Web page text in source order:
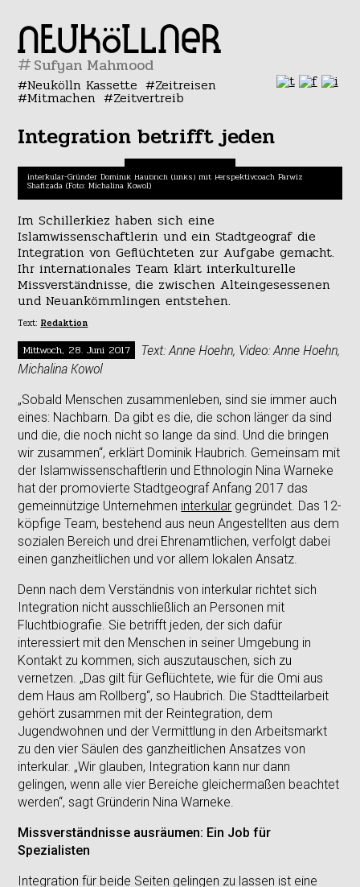
#
Neukölln Kassette Zeitreisen
Mitmachen Zeitvertreib
Integration betrifft jeden
interkular-Gründer Dominik Haubrich (links) mit Perspektivcoach Parwiz
Shafizada (Foto: Michalina Kowol)
Im Schillerkiez haben sich eine
Islamwissenschaftlerin und ein Stadtgeograf die
Integration von Geflüchteten zur Aufgabe gemacht.
Ihr internationales Team klärt interkulturelle
Missverständnisse, die zwischen Alteingesessenen
und Neuankömmlingen entstehen.
Text: Redaktion
Mittwoch, 28. Juni 2017
Text: Anne Hoehn, Video: Anne Hoehn,
Michalina Kowol
„Sobald Menschen zusammenleben, sind sie immer auch
eines: Nachbarn. Da gibt es die, die schon länger da sind
und die, die noch nicht so lange da sind. Und die bringen
wir zusammen“, erklärt Dominik Haubrich. Gemeinsam mit
der Islamwissenschaftlerin und Ethnologin Nina Warneke
hat der promovierte Stadtgeograf Anfang 2017 das
gemeinnützige Unternehmen interkular gegründet. Das 12-
köpfige Team, bestehend aus neun Angestellten aus dem
sozialen Bereich und drei Ehrenamtlichen, verfolgt dabei
einen ganzheitlichen und vor allem lokalen Ansatz.
Denn nach dem Verständnis von interkular richtet sich
Integration nicht ausschließlich an Personen mit
Fluchtbiografie. Sie betrifft jeden, der sich dafür
interessiert mit den Menschen in seiner Umgebung in
Kontakt zu kommen, sich auszutauschen, sich zu
vernetzen. „Das gilt für Geflüchtete, wie für die Omi aus
dem Haus am Rollberg“, so Haubrich. Die Stadtteilarbeit
gehört zusammen mit der Reintegration, dem
Jugendwohnen und der Vermittlung in den Arbeitsmarkt
zu den vier Säulen des ganzheitlichen Ansatzes von
interkular. „Wir glauben, Integration kann nur dann
gelingen, wenn alle vier Bereiche gleichermaßen beachtet
werden“, sagt Gründerin Nina Warneke.
Missverständnisse ausräumen: Ein Job für
Spezialisten
Integration für beide Seiten gelingen zu lassen ist eine